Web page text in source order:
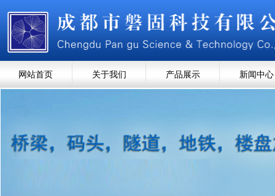
网站首页 关于我们 产品展示 新闻中心